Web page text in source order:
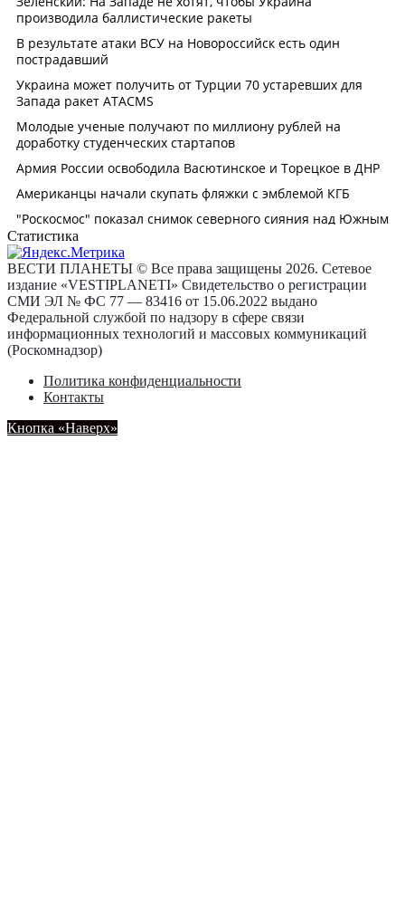
Статистика
ВЕСТИ ПЛАНЕТЫ © Все права защищены 2026. Сетевое
издание «VESTIPLANETI» Свидетельство о регистрации
СМИ ЭЛ № ФС 77 — 83416 от 15.06.2022 выдано
Федеральной службой по надзору в сфере связи
информационных технологий и массовых коммуникаций
(Роскомнадзор)
Политика конфиденциальности
Контакты
Кнопка «Наверх»